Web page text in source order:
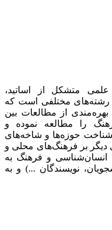
متشکل از اساتید،
رشته‌های مختلفی است که
از مطالعات بین
را مطالعه نموده و
حوزه‌ها و شاخه‌های
بر فرهنگ‌های محلی و
انسان‌شناسی و فرهنگ به
نویسندگان ...) و به